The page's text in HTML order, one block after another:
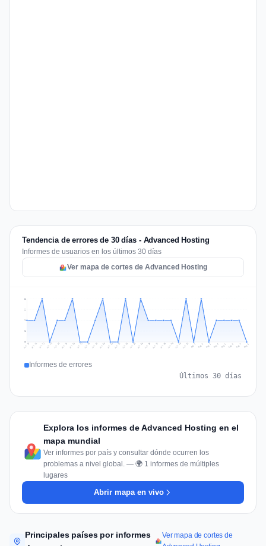
Tendencia de errores de 30 días - Advanced Hosting
Informes de usuarios en los últimos 30 días
Ver mapa de cortes de Advanced Hosting
1
1
2
2
Jul 10 Jul 11 Jul 12 Jul 13 Jul 14 Jul 15 Jul 16 Jul 17 Jul 18 Jul 19 Jul 20 Jul 21 Jul 22 Jul 23 Jul 24 Jul 25 Jul 26 Jul 27 Jul 28 Jul 29 Jul 30 Jul 31 Aug 1 Aug 2 Aug 3 Aug 4 Aug 5 Aug 6 Aug 7 Aug 8
Informes de errores
Últimos 30 días
Explora los informes de Advanced Hosting en el
mapa mundial
Ver informes por país y consultar dónde ocurren los
problemas a nivel global. — 🌍 1 informes de múltiples
lugares
Abrir mapa en vivo
Principales países por informes
Ver mapa de cortes de